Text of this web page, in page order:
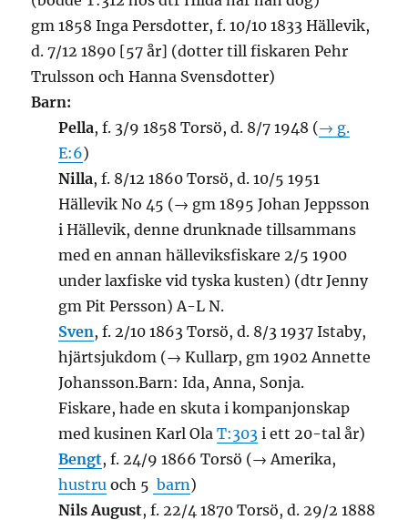
gm 1858 Inga Persdotter, f. 10/10 1833 Hällevik,
d. 7/12 1890 [57 år] (dotter till fiskaren Pehr
Trulsson och Hanna Svensdotter)
Barn:
Pella, f. 3/9 1858 Torsö, d. 8/7 1948 (→ g.
E:6)
Nilla, f. 8/12 1860 Torsö, d. 10/5 1951
Hällevik No 45 (→ gm 1895 Johan Jeppsson
i Hällevik, denne drunknade tillsammans
med en annan hälleviksfiskare 2/5 1900
under laxfiske vid tyska kusten) (dtr Jenny
gm Pit Persson) A-L N.
Sven, f. 2/10 1863 Torsö, d. 8/3 1937 Istaby,
hjärtsjukdom (→ Kullarp, gm 1902 Annette
Johansson.Barn: Ida, Anna, Sonja.
Fiskare, hade en skuta i kompanjonskap
med kusinen Karl OlaT:303 i ett 20-tal år)
Bengt, f. 24/9 1866 Torsö (→ Amerika,
hustru och 5 barn)
Nils August, f. 22/4 1870 Torsö, d. 29/2 1888